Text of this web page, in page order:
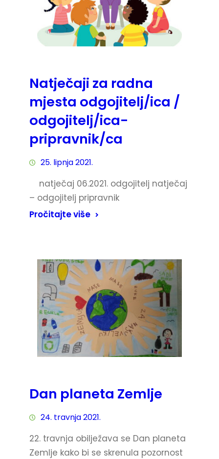
Natječaji za radna
mjesta odgojitelj/ica /
odgojitelj/ica-
pripravnik/ca
25. lipnja 2021.
natječaj 06.2021. odgojitelj natječaj
– odgojitelj pripravnik
Pročitajte više
Dan planeta Zemlje
24. travnja 2021.
22. travnja obilježava se Dan planeta
Zemlje kako bi se skrenula pozornost